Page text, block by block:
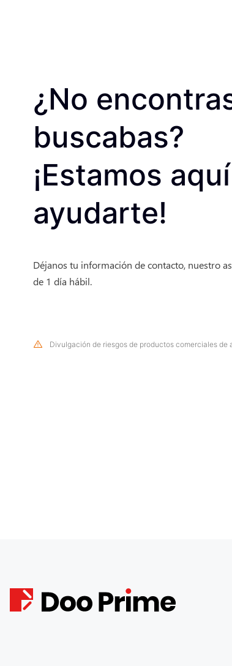
¿No
buscabas?
¡Estamos
ayudarte!
Déjanos tu información de contacto, nuestro
de 1 día hábil.
Divulgación de riesgos de productos comerciales de